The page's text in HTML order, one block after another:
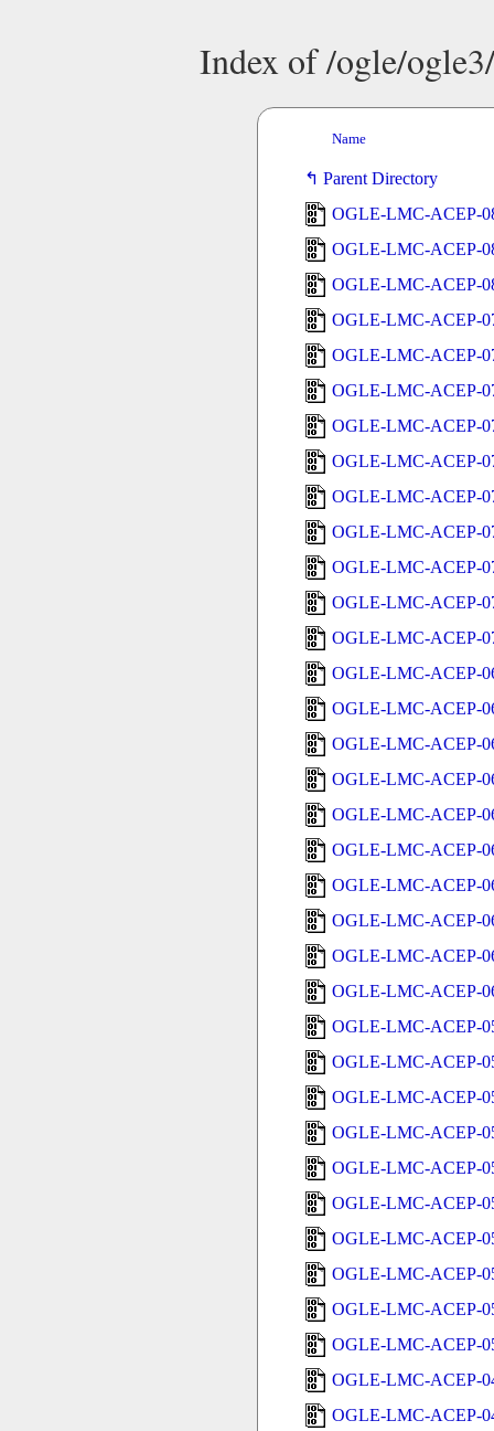
Index of /ogle/
Name
Parent Directory
OGLE-LMC-ACEP-
OGLE-LMC-ACEP-
OGLE-LMC-ACEP-
OGLE-LMC-ACEP-
OGLE-LMC-ACEP-
OGLE-LMC-ACEP-
OGLE-LMC-ACEP-
OGLE-LMC-ACEP-
OGLE-LMC-ACEP-
OGLE-LMC-ACEP-
OGLE-LMC-ACEP-
OGLE-LMC-ACEP-
OGLE-LMC-ACEP-
OGLE-LMC-ACEP-
OGLE-LMC-ACEP-
OGLE-LMC-ACEP-
OGLE-LMC-ACEP-
OGLE-LMC-ACEP-
OGLE-LMC-ACEP-
OGLE-LMC-ACEP-
OGLE-LMC-ACEP-
OGLE-LMC-ACEP-
OGLE-LMC-ACEP-
OGLE-LMC-ACEP-
OGLE-LMC-ACEP-
OGLE-LMC-ACEP-
OGLE-LMC-ACEP-
OGLE-LMC-ACEP-
OGLE-LMC-ACEP-
OGLE-LMC-ACEP-
OGLE-LMC-ACEP-
OGLE-LMC-ACEP-
OGLE-LMC-ACEP-
OGLE-LMC-ACEP-
OGLE-LMC-ACEP-